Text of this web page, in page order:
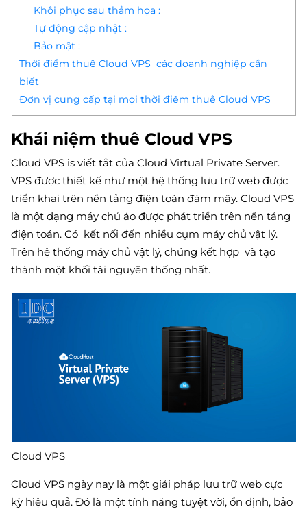
Khôi phục sau thảm họa :
Tự động cập nhật :
Bảo mật :
Thời điểm thuê Cloud VPS các doanh nghiệp cần
biết
Đơn vị cung cấp tại mọi thời điểm thuê Cloud VPS
Khái niệm thuê Cloud VPS
Cloud VPS is viết tắt của Cloud Virtual Private Server.
VPS được thiết kế như một hệ thống lưu trữ web được
triển khai trên nền tảng điện toán đám mây. Cloud VPS
là một dạng máy chủ ảo được phát triển trên nền tảng
điện toán. Có kết nối đến nhiều cụm máy chủ vật lý.
Trên hệ thống máy chủ vật lý, chúng kết hợp và tạo
thành một khối tài nguyên thống nhất.
Cloud VPS
Cloud VPS ngày nay là một giải pháp lưu trữ web cực
kỳ hiệu quả. Đó là một tính năng tuyệt vời, ổn định, bảo